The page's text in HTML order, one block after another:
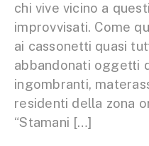
chi vive vicino a
improvvisati. Come
ai cassonetti quasi
abbandonati oggetti
ingombranti,
residenti della zona
“Stamani […]